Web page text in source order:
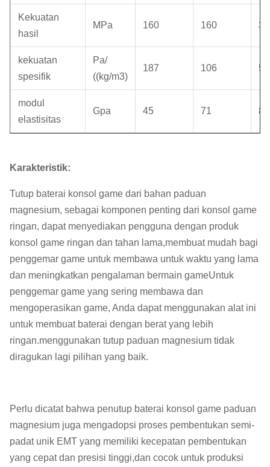
Kekuatan
hasil
MPa 160 160
kekuatan
spesifik
Pa/
((kg/m3)
187 106
modul
elastisitas
Gpa 45 71 89
Karakteristik:
Tutup baterai konsol game dari bahan paduan
magnesium, sebagai komponen penting dari konsol game
ringan, dapat menyediakan pengguna dengan produk
konsol game ringan dan tahan lama,membuat mudah bagi
penggemar game untuk membawa untuk waktu yang lama
dan meningkatkan pengalaman bermain gameUntuk
penggemar game yang sering membawa dan
mengoperasikan game, Anda dapat menggunakan alat ini
untuk membuat baterai dengan berat yang lebih
ringan.menggunakan tutup paduan magnesium tidak
diragukan lagi pilihan yang baik.
Perlu dicatat bahwa penutup baterai konsol game paduan
magnesium juga mengadopsi proses pembentukan semi-
padat unik EMT yang memiliki kecepatan pembentukan
yang cepat dan presisi tinggi,dan cocok untuk produksi